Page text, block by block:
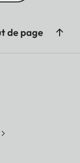
de page